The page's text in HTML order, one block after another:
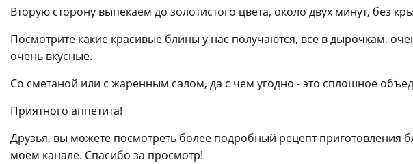
Вторую сторону выпекаем до золотистого цвета, около двух минут, без
Посмотрите какие красивые блины у нас получаются, все в дырочкам,
очень вкусные.
Со сметаной или с жаренным салом, да с чем угодно - это сплошное
Приятного аппетита!
Друзья, вы можете посмотреть более подробный рецепт приготовления
моем канале. Спасибо за просмотр!